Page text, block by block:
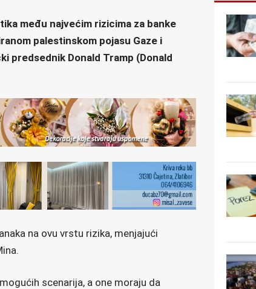
među najvećim rizicima za banke
palestinskom pojasu Gaze i
predsednik Donald Tramp (Donald
na ovu vrstu rizika, menjajući
scenarija, a one moraju da